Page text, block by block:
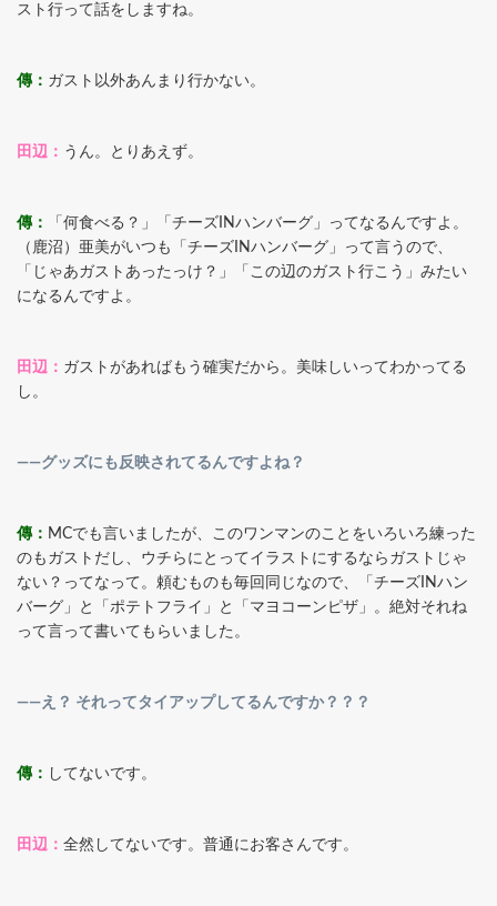
スト行って話をしますね。
傳： ガスト以外あんまり行かない。
田辺： うん。とりあえず。
傳：
「何食べる？」「チーズINハンバーグ」ってなるんですよ。
（鹿沼）亜美がいつも「チーズINハンバーグ」って言うので、
「じゃあガストあったっけ？」「この辺のガスト行こう」みたい
になるんですよ。
田辺： ガストがあればもう確実だから。美味しいってわかってる
し。
――グッズにも反映されてるんですよね？
傳： MCでも言いましたが、このワンマンのことをいろいろ練った
のもガストだし、ウチらにとってイラストにするならガストじゃ
ない？ってなって。頼むものも毎回同じなので、「チーズINハン
バーグ」と「ポテトフライ」と「マヨコーンピザ」。絶対それね
って言って書いてもらいました。
――え？ それってタイアップしてるんですか？？？
傳： してないです。
田辺： 全然してないです。普通にお客さんです。